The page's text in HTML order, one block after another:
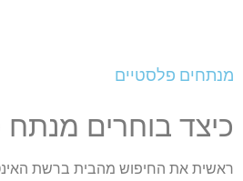
מנתחים פלסטיים
כיצד בוחרים
ראשית את החיפוש מהבית ברשת